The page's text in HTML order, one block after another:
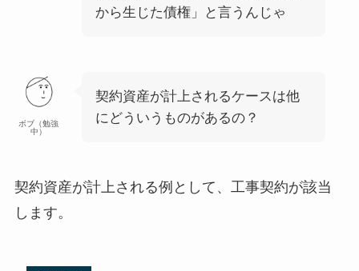
から生じた債権」と言うんじゃ
ボブ（勉強
中）
契約資産が計上されるケースは他
にどういうものがあるの？
契約資産が計上される例として、工事契約が該当
します。